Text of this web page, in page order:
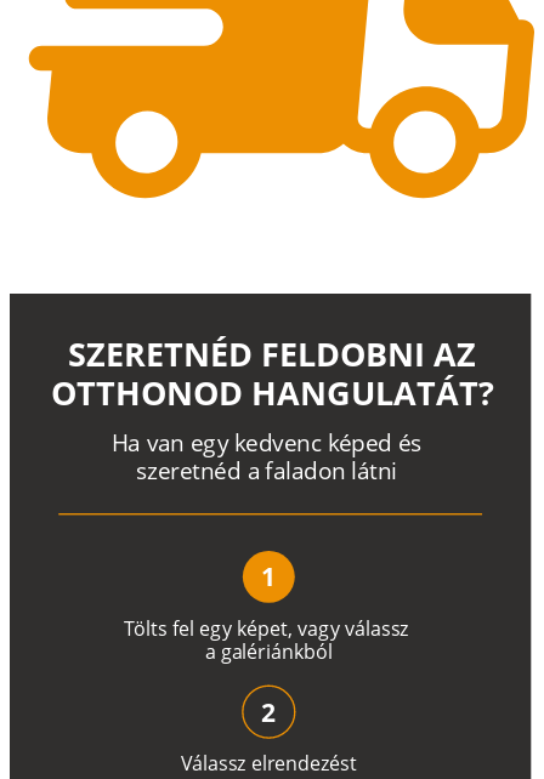
Tölts fel egy képet, vagyválassz
a galériánkból
Ha van egy kedvenc képed és
szeretnéd a faladon látni
SZERETNÉD FELDOBNI AZ
OTTHONOD HANGULATÁT?
1
Válassz elrendezést
2